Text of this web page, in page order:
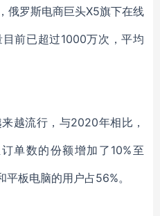
俄罗斯电商巨头X5旗下在线
前已超过1000万次，平均
越流行，与2020年相比，
单数的份额增加了10%至
板电脑的用户占56%。